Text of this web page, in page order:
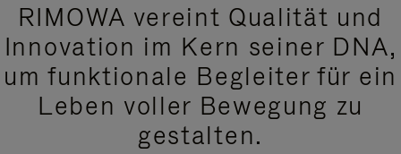
RIMOWA vereint Qualität und
Innovation im Kern seiner DNA,
um funktionale Begleiter für ein
Leben voller Bewegung zu
gestalten.